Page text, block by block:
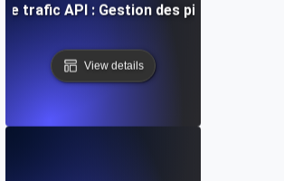
trafic API : Gestion des pics de
View details